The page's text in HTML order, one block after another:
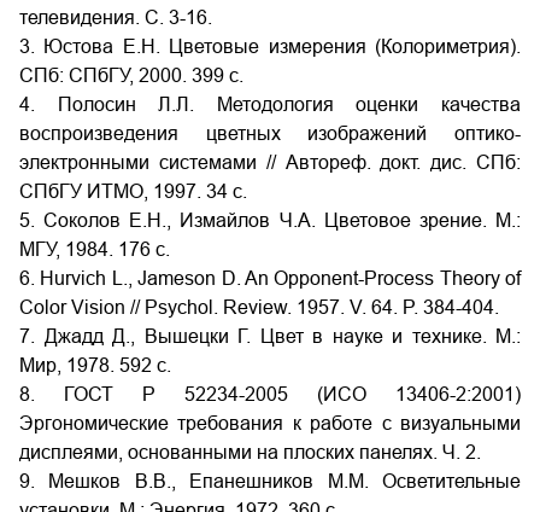
телевидения. C. 3-16.
3. Юстова Е.Н. Цветовые измерения (Колориметрия).
СПб: СПбГУ, 2000. 399 с.
4. Полосин Л.Л. Методология оценки качества
воспроизведения цветных изображений оптико-
электронными системами // Автореф. докт. дис. СПб:
СПбГУ ИТМО, 1997. 34 с.
5. Соколов Е.Н., Измайлов Ч.А. Цветовое зрение. М.:
МГУ, 1984. 176 с.
6. Hurvich L., Jameson D. An Opponent-Process Theory of
Color Vision // Psychol. Review. 1957. V. 64. P. 384-404.
7. Джадд Д., Вышецки Г. Цвет в науке и технике. М.:
Мир, 1978. 592 с.
8. ГОСТ Р 52234-2005 (ИСО 13406-2:2001)
Эргономические требования к работе с визуальными
дисплеями, основанными на плоских панелях. Ч. 2.
9. Мешков В.В., Епанешников М.М. Осветительные